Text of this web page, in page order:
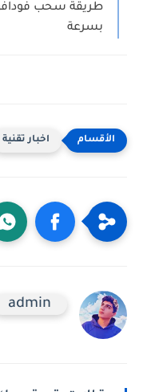
بسرعة
اخبار تقنية
admin